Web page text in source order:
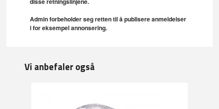
Admin forbeholder seg retten til å publisere anmeldelser
i for eksempel annonsering.
Vi anbefaler også